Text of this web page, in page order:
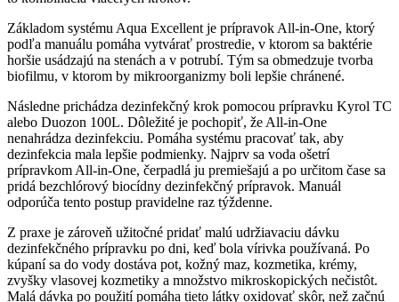
Základom systému Aqua Excellent je prípravok All-in-One, ktorý
podľa manuálu pomáha vytvárať prostredie, v ktorom sa baktérie
horšie usádzajú na stenách a v potrubí. Tým sa obmedzuje tvorba
biofilmu, v ktorom by mikroorganizmy boli lepšie chránené.
Následne prichádza dezinfekčný krok pomocou prípravku Kyrol TC
alebo Duozon 100L. Dôležité je pochopiť, že All-in-One
nenahrádza dezinfekciu. Pomáha systému pracovať tak, aby
dezinfekcia mala lepšie podmienky. Najprv sa voda ošetrí
prípravkom All-in-One, čerpadlá ju premiešajú a po určitom čase sa
pridá bezchlórový biocídny dezinfekčný prípravok. Manuál
odporúča tento postup pravidelne raz týždenne.
Z praxe je zároveň užitočné pridať malú udržiavaciu dávku
dezinfekčného prípravku po dni, keď bola vírivka používaná. Po
kúpaní sa do vody dostáva pot, kožný maz, kozmetika, krémy,
zvyšky vlasovej kozmetiky a množstvo mikroskopických nečistôt.
Malá dávka po použití pomáha tieto látky oxidovať skôr, než začnú